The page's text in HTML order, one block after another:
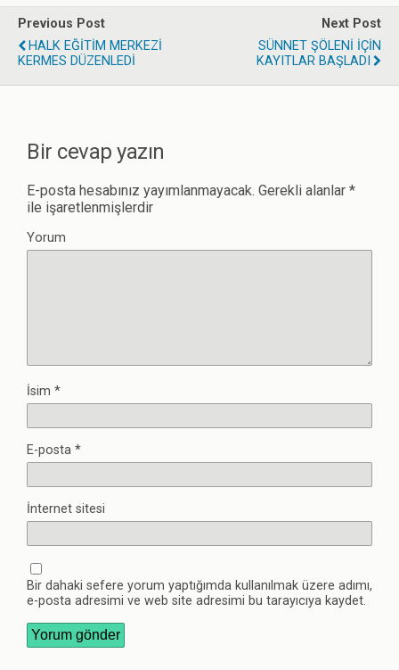
Previous Post
HALK EĞİTİM MERKEZİ
KERMES DÜZENLEDİ
Next Post
SÜNNET ŞÖLENİ İÇİN
KAYITLAR BAŞLADI
Bir cevap yazın
E-posta hesabınız yayımlanmayacak. Gerekli alanlar *
ile işaretlenmişlerdir
Yorum
İsim *
E-posta *
İnternet sitesi
Bir dahaki sefere yorum yaptığımda kullanılmak üzere adımı,
e-posta adresimi ve web site adresimi bu tarayıcıya kaydet.